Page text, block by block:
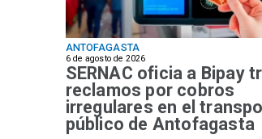
ANTOFAGASTA
6 de agosto de 2026
SERNAC oficia a Bipay
reclamos por cobros
irregulares en el
público de Antofagasta